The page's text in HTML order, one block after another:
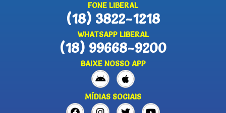
FONE LIBERAL
(18) 3822-1218
WHATSAPP LIBERAL
(18) 99668-9200
BAIXE NOSSO APP
MÍDIAS SOCIAIS